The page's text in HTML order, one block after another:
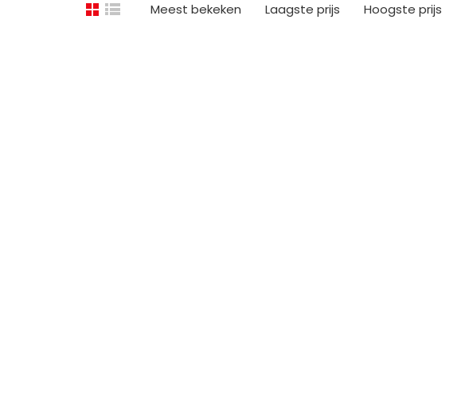
Meest bekeken Laagste prijs Hoogste prijs